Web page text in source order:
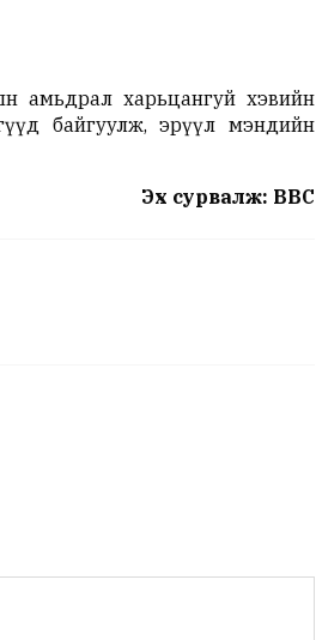
амьдрал харьцангуй хэвийн
байгуулж, эрүүл мэндийн
Эх сурвалж: BBC